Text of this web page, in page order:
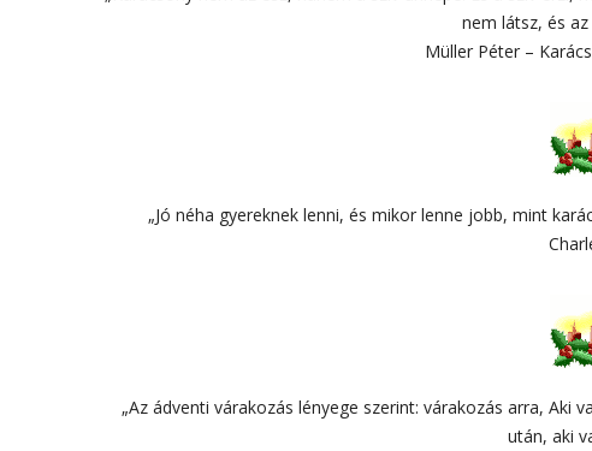
nem látsz, és az
Müller Péter –
„Jó néha gyereknek lenni, és mikor lenne jobb, mint
„Az ádventi várakozás lényege szerint: várakozás arra,
után, aki